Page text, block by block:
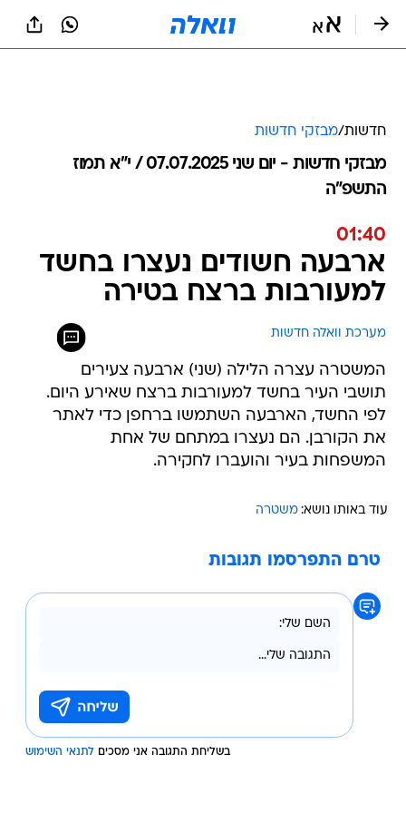
חדשות/מבזקי חדשות
מבזקי חדשות - יום שני 07.07.2025 / י״א תמוז
התשפ"ה
01:40
ארבעה חשודים נעצרו בחשד
למעורבות ברצח בטירה
מערכת וואלה חדשות
המשטרה עצרה הלילה (שני) ארבעה צעירים
תושבי העיר בחשד למעורבות ברצח שאירע היום.
לפי החשד, הארבעה השתמשו ברחפן כדי לאתר
את הקורבן. הם נעצרו במתחם של אחת
המשפחות בעיר והועברו לחקירה.
עוד באותו נושא: משטרה
טרם התפרסמו תגובות
בשליחת התגובה אני מסכים לתנאי השימוש